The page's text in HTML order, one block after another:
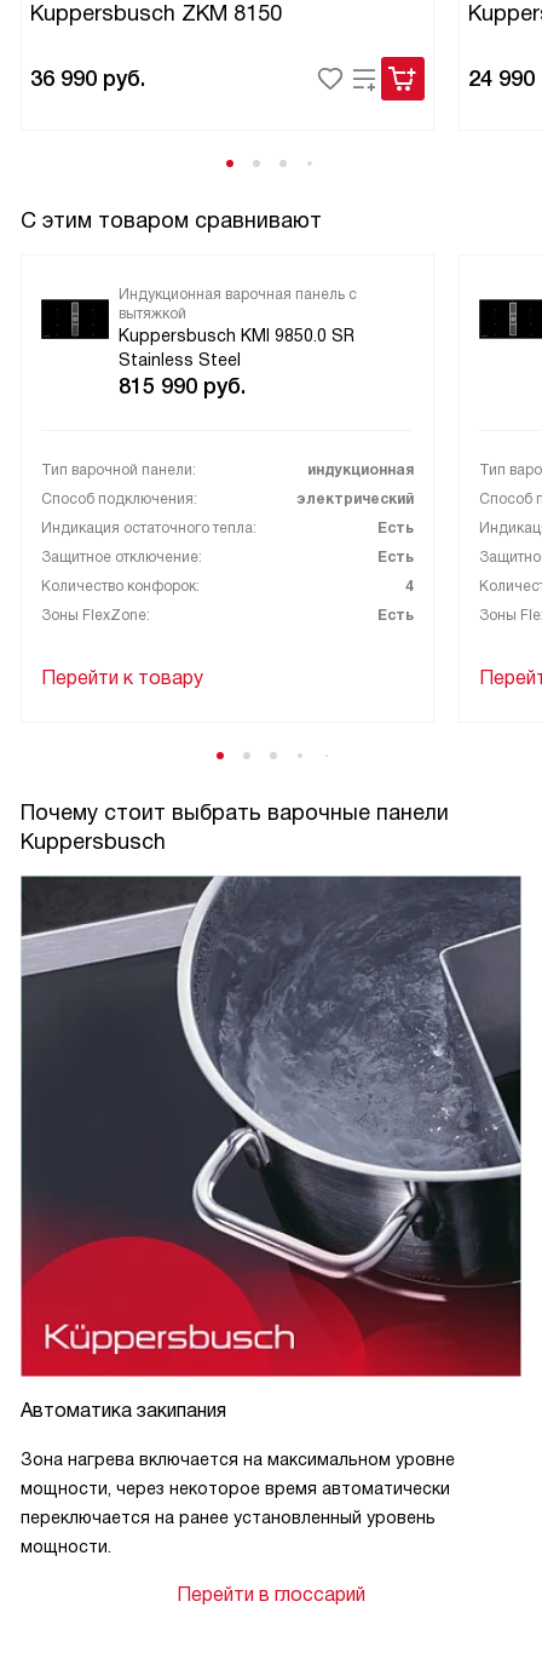
Kuppersbusch ZKM 8150
36 990 руб. 24 990
С этим товаром сравнивают
Индукционная варочная панель с
вытяжкой
Kuppersbusch KMI 9850.0 SR
Stainless Steel
815 990 руб.
Тип варочной панели:
индукционная
Способ подключения:
электрический
Индикация остаточного тепла:
Есть
Защитное отключение:
Есть
Количество конфорок:
4
Зоны FlexZone:
Есть
Перейти к товару
Тип
Способ
Зоны
Почему стоит выбрать варочные панели
Kuppersbusch
Автоматика закипания
Зона нагрева включается на максимальном уровне
мощности, через некоторое время автоматически
переключается на ранее установленный уровень
мощности.
Перейти в глоссарий